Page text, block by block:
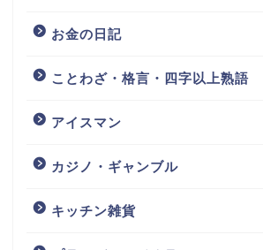
お金の日記
ことわざ・格言・四字以上熟語
アイスマン
カジノ・ギャンブル
キッチン雑貨